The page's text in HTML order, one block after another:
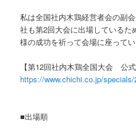
私は全国社内木鶏経営者会の副
社も第2回大会に出場しているた
様の成功を祈って会場に座ってい
【第12回社内木鶏全国大会 公式
https://www.chichi.co.jp/specials/
■出場順